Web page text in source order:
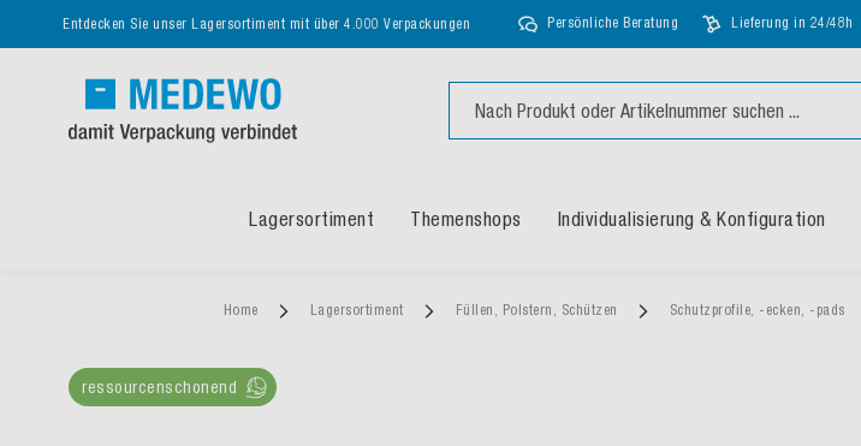
Entdecken Sie unser Lagersortiment mit über 4.000 Verpackungen Persönliche Beratung Lieferung in 24/48h
Lagersortiment Themenshops Individualisierung & Konfiguration
Home Lagersortiment Füllen, Polstern, Schützen Schutzprofile, -ecken, -pads
ressourcenschonend